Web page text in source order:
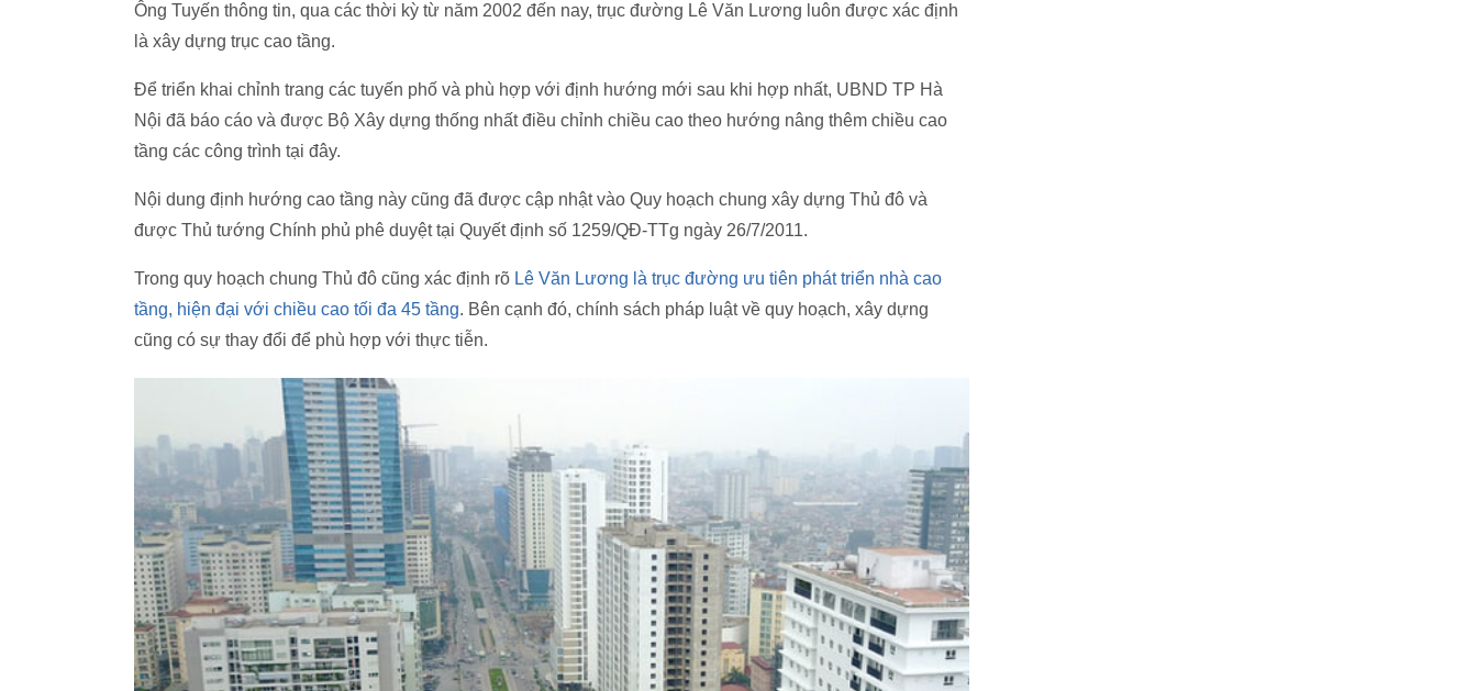
Ông Tuyến thông tin, qua các thời kỳ từ năm 2002 đến nay, trục đường Lê Văn Lương luôn được xác định
là xây dựng trục cao tầng.
Để triển khai chỉnh trang các tuyến phố và phù hợp với định hướng mới sau khi hợp nhất, UBND TP Hà
Nội đã báo cáo và được Bộ Xây dựng thống nhất điều chỉnh chiều cao theo hướng nâng thêm chiều cao
tầng các công trình tại đây.
Nội dung định hướng cao tầng này cũng đã được cập nhật vào Quy hoạch chung xây dựng Thủ đô và
được Thủ tướng Chính phủ phê duyệt tại Quyết định số 1259/QĐ-TTg ngày 26/7/2011.
Trong quy hoạch chung Thủ đô cũng xác định rõ Lê Văn Lương là trục đường ưu tiên phát triển nhà cao
tầng, hiện đại với chiều cao tối đa 45 tầng. Bên cạnh đó, chính sách pháp luật về quy hoạch, xây dựng
cũng có sự thay đổi để phù hợp với thực tiễn.